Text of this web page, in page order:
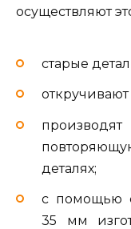
осуществляют
старые
деталях;
с помощью
35 мм